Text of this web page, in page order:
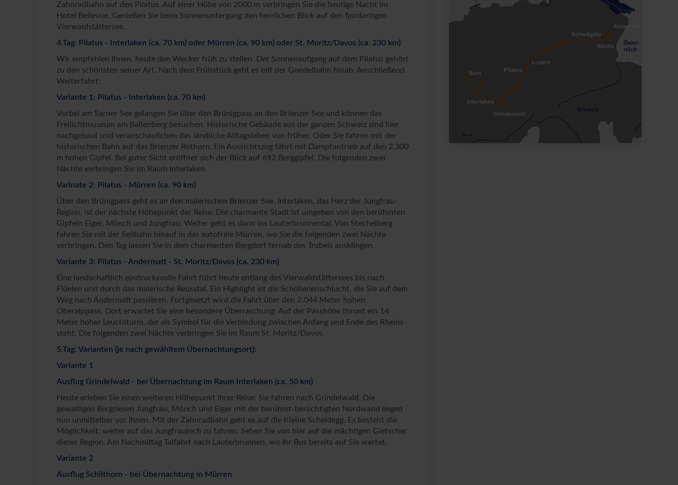
Zahnradbahn auf den Pilatus. Auf einer Höhe von 2000 m verbringen Sie die heutige Nacht im
Hotel Bellevue. Genießen Sie beim Sonnenuntergang den herrlichen Blick auf den fjordartigen
Vierwaldstättersee.
4.Tag: Pilatus - Interlaken (ca. 70 km) oder Mürren (ca. 90 km) oder St. Moritz/Davos (ca. 230 km)
Wir empfehlen Ihnen, heute den Wecker früh zu stellen. Der Sonnenaufgang auf dem Pilatus gehört
zu den schönsten seiner Art. Nach dem Frühstück geht es mit der Gondelbahn hinab. Anschließend
Weiterfahrt:
Variante 1: Pilatus - Interlaken (ca. 70 km)
Vorbei am Sarner See gelangen Sie über den Brünigpass an den Brienzer See und können das
Freilichtmuseum am Ballenberg besuchen. Historische Gebäude aus der ganzen Schweiz sind hier
nachgebaut und veranschaulichen das ländliche Alltagsleben von früher. Oder Sie fahren mit der
historischen Bahn auf das Brienzer Rothorn. Ein Aussichtszug fährt mit Dampfantrieb auf den 2.300
m hohen Gipfel. Bei guter Sicht eröffnet sich der Blick auf 693 Berggipfel. Die folgenden zwei
Nächte verbringen Sie im Raum Interlaken.
Varinate 2: Pilatus - Mürren (ca. 90 km)
Über den Brünigpass geht es an den malerischen Brienzer See. Interlaken, das Herz der Jungfrau-
Region, ist der nächste Höhepunkt der Reise. Die charmante Stadt ist umgeben von den berühmten
Gipfeln Eiger, Mönch und Jungfrau. Weiter geht es dann ins Lauterbrunnental. Von Stechelberg
fahren Sie mit der Seilbahn hinauf in das autofreie Mürren, wo Sie die folgenden zwei Nächte
verbringen. Den Tag lassen Sie in dem charmanten Bergdorf fernab des Trubels ausklingen.
Variante 3: Pilatus - Andermatt - St. Moritz/Davos (ca. 230 km)
Eine landschaftlich eindrucksvolle Fahrt führt heute entlang des Vierwaldstättersees bis nach
Flüelen und durch das malerische Reusstal. Ein Highlight ist die Schöllenenschlucht, die Sie auf dem
Weg nach Andermatt passieren. Fortgesetzt wird die Fahrt über den 2.044 Meter hohen
Oberalppass. Dort erwartet Sie eine besondere Überraschung: Auf der Passhöhe thront ein 14
Meter hoher Leuchtturm, der als Symbol für die Verbindung zwischen Anfang und Ende des Rheins
steht. Die folgenden zwei Nächte verbringen Sie im Raum St. Moritz/Davos.
5.Tag: Varianten (je nach gewähltem Übernachtungsort):
Variante 1
Ausflug Grindelwald - bei Übernachtung im Raum Interlaken (ca. 50 km)
Heute erleben Sie einen weiteren Höhepunkt Ihrer Reise: Sie fahren nach Grindelwald. Die
gewaltigen Bergriesen Jungfrau, Mönch und Eiger mit der berühmt-berüchtigten Nordwand liegen
nun unmittelbar vor Ihnen. Mit der Zahnradbahn geht es auf die Kleine Scheidegg. Es besteht die
Möglichkeit, weiter auf das Jungfraujoch zu fahren. Sehen Sie von hier auf die mächtigen Gletscher
dieser Region. Am Nachmittag Talfahrt nach Lauterbrunnen, wo Ihr Bus bereits auf Sie wartet.
Variante 2
Ausflug Schilthorn - bei Übernachtung in Mürren